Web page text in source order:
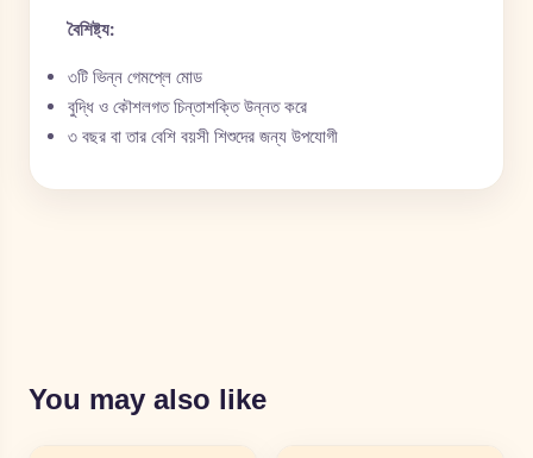
বৈশিষ্ট্য:
৩টি ভিন্ন গেমপ্লে মোড
বুদ্ধি ও কৌশলগত চিন্তাশক্তি উন্নত করে
৩ বছর বা তার বেশি বয়সী শিশুদের জন্য উপযোগী
You may also like